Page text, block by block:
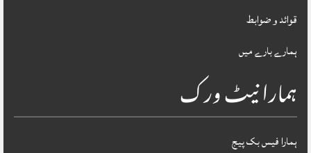
قوائد و ضوابط
ہمارے بارے میں
ہمارا نیٹ ورک
ہمارا فیس بک پیج